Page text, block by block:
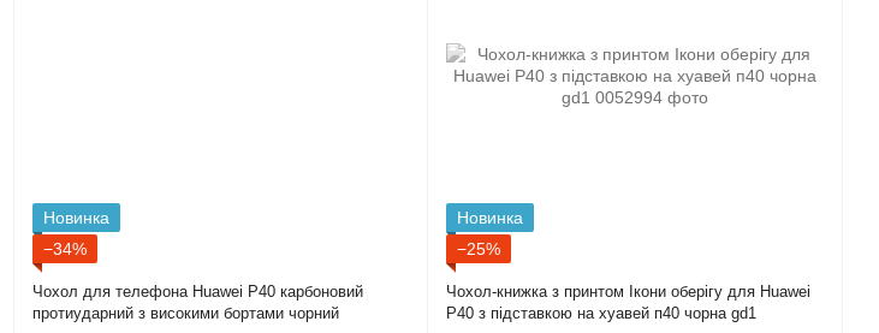
Новинка
−34%
Чохол для телефона Huawei P40 карбоновий
протиударний з високими бортами чорний
Новинка
−25%
Чохол-книжка з принтом Ікони оберігу для Huawei
P40 з підставкою на хуавей п40 чорна gd1